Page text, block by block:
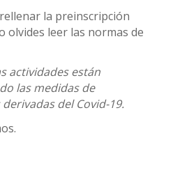
la preinscripción
olvides leer las normas de
actividades están
las medidas de
del Covid-19.